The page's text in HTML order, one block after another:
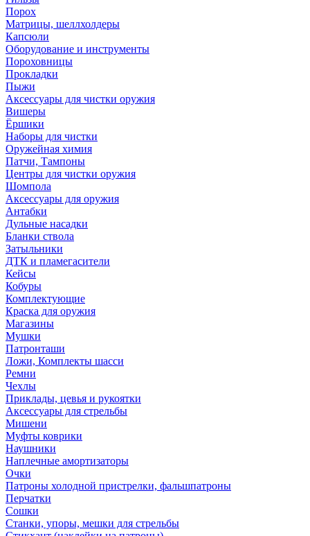
Порох
Матрицы, шеллхолдеры
Капсюли
Оборудование и инструменты
Пороховницы
Прокладки
Пыжи
Аксессуары для чистки оружия
Вишеры
Ёршики
Наборы для чистки
Оружейная химия
Патчи, Тампоны
Центры для чистки оружия
Шомпола
Аксессуары для оружия
Антабки
Дульные насадки
Бланки ствола
Затыльники
ДТК и пламегасители
Кейсы
Кобуры
Комплектующие
Краска для оружия
Магазины
Мушки
Патронташи
Ложи, Комплекты шасси
Ремни
Чехлы
Приклады, цевья и рукоятки
Аксессуары для стрельбы
Мишени
Муфты коврики
Наушники
Наплечные амортизаторы
Очки
Патроны холодной пристрелки, фальшпатроны
Перчатки
Сошки
Станки, упоры, мешки для стрельбы